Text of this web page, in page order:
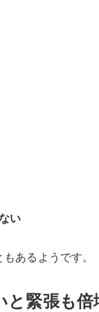
い
あるようです。
と緊張も倍